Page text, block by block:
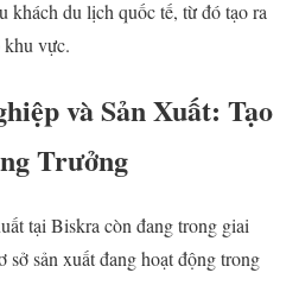
khách du lịch quốc tế, từ đó tạo ra
khu vực.
và Sản Xuất: Tạo
Trưởng
tại Biskra còn đang trong giai
sở sản xuất đang hoạt động trong